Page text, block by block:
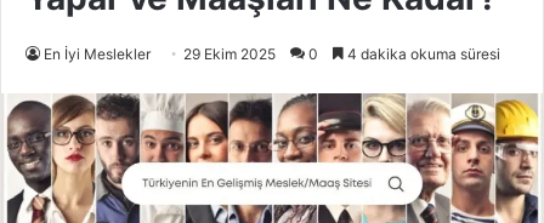
En İyi Meslekler 29 Ekim 2025 0 4 dakika okuma süresi